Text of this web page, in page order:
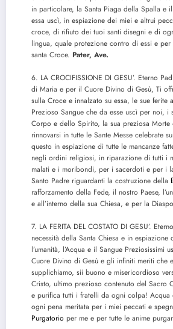
in particolare, la Santa Piaga della Spalla e
essa uscì, in espiazione dei miei e altrui
croce, di rifiuto dei tuoi santi disegni e di
lingua, quale protezione contro di essi e per
santa Croce. Pater, Ave.
6. LA CROCIFISSIONE DI GESU’. Eterno
di Maria e per il Cuore Divino di Gesù, Ti
sulla Croce e innalzato su essa, le sue ferite
Prezioso Sangue che da esse uscì per noi,
Corpo e dello Spirito, la sua preziosa Morte
rinnovarsi in tutte le Sante Messe celebrate
questo in espiazione di tutte le mancanze
negli ordini religiosi, in riparazione di tutti i
malati e i moribondi, per i sacerdoti e per i
Santo Padre riguardanti la costruzione della
rafforzamento della Fede, il nostro Paese,
e all’interno della sua Chiesa, e per la
7. LA FERITA DEL COSTATO DI GESU’.
necessità della Santa Chiesa e in espiazione
l’umanità, l’Acqua e il Sangue Preziosissimi
Cuore Divino di Gesù e gli infiniti meriti che
supplichiamo, sii buono e misericordioso
Cristo, ultimo prezioso contenuto del Sacro
e purifica tutti i fratelli da ogni colpa! Acqua
ogni pena meritata per i miei peccati e
Purgatorio per me e per tutte le anime